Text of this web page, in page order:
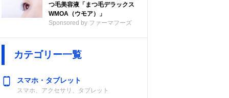
つ毛美容液「まつ毛デラックス
WMOA（ウモア）」
Sponsored by ファーマフーズ
カテゴリー一覧
スマホ・タブレット
スマホ、アクセサリ、タブレット